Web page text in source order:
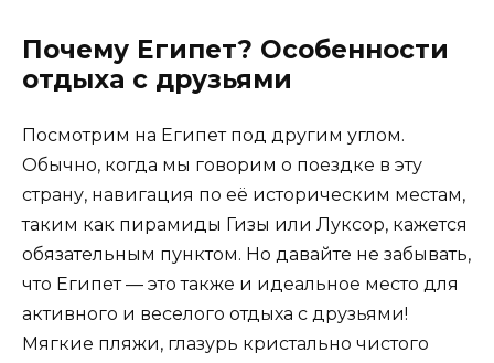
Почему Египет? Особенности
отдыха с друзьями
Посмотрим на Египет под другим углом.
Обычно, когда мы говорим о поездке в эту
страну, навигация по её историческим местам,
таким как пирамиды Гизы или Луксор, кажется
обязательным пунктом. Но давайте не забывать,
что Египет — это также и идеальное место для
активного и веселого отдыха с друзьями!
Мягкие пляжи, глазурь кристально чистого